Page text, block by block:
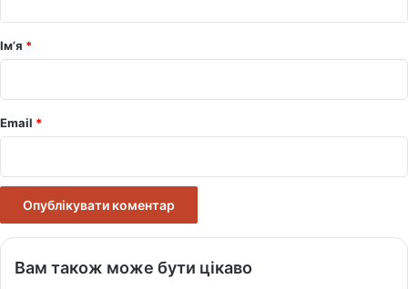
р
*
Ім’я *
Email *
Вам також може бути цікаво